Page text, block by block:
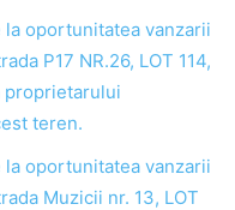
oportunitatea vanzarii
P17 NR.26, LOT 114,
proprietarului
teren.
oportunitatea vanzarii
Muzicii nr. 13, LOT